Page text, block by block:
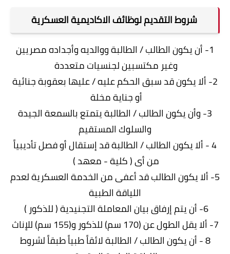
شروط التقديم لوظائف الاكاديمية العسكرية
1- أن يكون الطالب / الطالبة ووالديه وأجداده مصريين
وغير مكتسبين لجنسيات متعددة
2- ألا يكون قد سبق الحكم عليه / عليها بعقوبة جنائية
أو جناية مخلة
3- وأن يكون الطالب / الطالبة يتمتع بالسمعة الجيدة
والسلوك المستقيم
4 - ألا يكون الطالب / الطالبة قد إستقال أو فصل تأديبياً
من أى ( كلية - معهد )
5- ألا يكون الطالب قد أعفى من الخدمة العسكرية لعدم
اللياقة الطبية
6- أن يتم إرفاق بيان المعاملة التجنيدية ( للذكور )
7- ألا يقل الطول عن (170 سم) للذكور و(155 سم) للإناث
8 - أن يكون الطالب / الطالبة لائقاً طبياً طبقاً لشروط